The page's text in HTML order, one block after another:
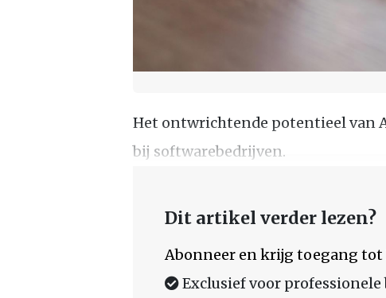
Het ontwrichtende potentieel van
bij softwarebedrijven.
Dit artikel verder lezen?
Abonneer en krijg toegang tot
Exclusief voor professionele